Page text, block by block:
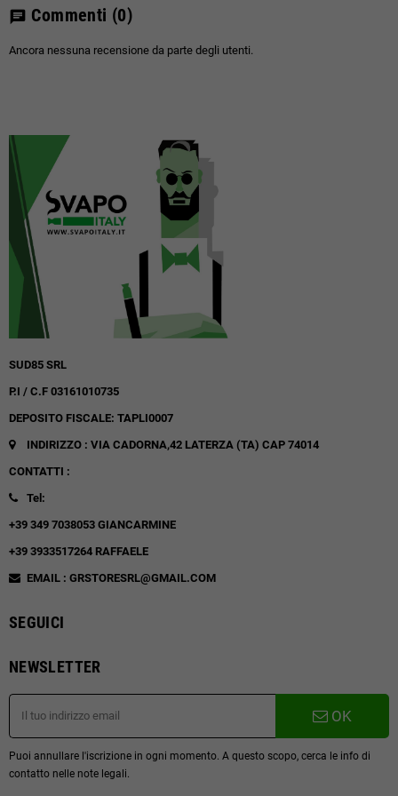
chat Commenti (0)
Ancora nessuna recensione da parte degli utenti.
SUD85 SRL
P.I / C.F 03161010735
DEPOSITO FISCALE: TAPLI0007
INDIRIZZO : VIA CADORNA,42 LATERZA (TA) CAP 74014
CONTATTI :
Tel:
+39 349 7038053 GIANCARMINE
+39 3933517264 RAFFAELE
EMAIL : GRSTORESRL@GMAIL.COM
SEGUICI
NEWSLETTER
OK
Puoi annullare l'iscrizione in ogni momento. A questo scopo, cerca le info di
contatto nelle note legali.